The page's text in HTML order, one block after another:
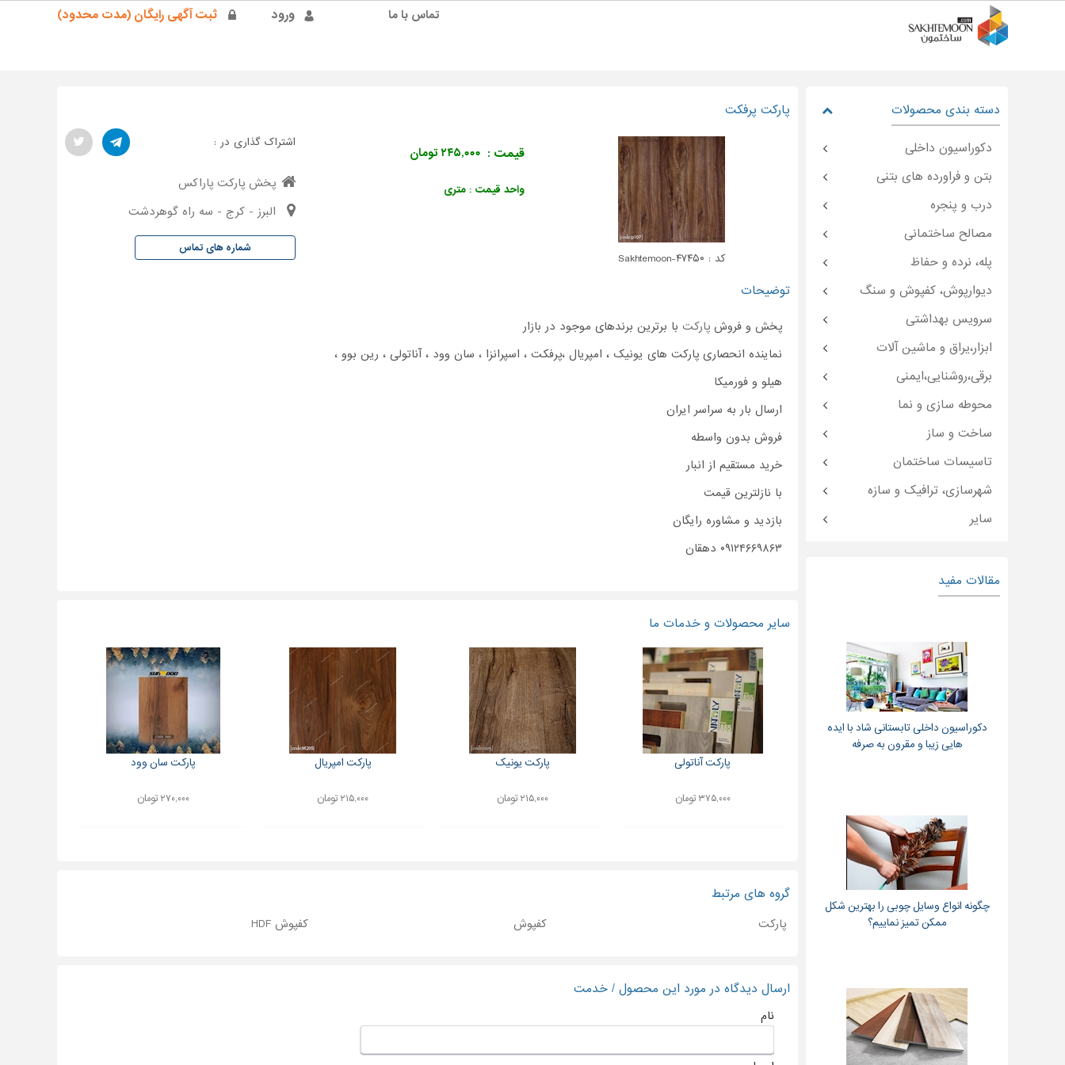
ورود ثبت آگهی رایگان (مدت محدود) تماس با ما
پارکت پرفکت
کد : Sakhtemoon-۴۷۴۵۰
قیمت : ۲۴۵,۰۰۰ تومان
واحد قیمت : متری
توضیحات
پخش و فروش پارکت با برترین برندهای موجود در بازار
نماینده انحصاری پارکت های یونیک ، امپریال ،پرفکت ، اسپرانزا ، سان وود ، آناتولی ، رین بوو ،
هیلو و فورمیکا
ارسال بار به سراسر ایران
فروش بدون واسطه
خرید مستقیم از انبار
با نازلترین قیمت
بازدید و مشاوره رایگان
۰۹۱۲۴۶۶۹۸۶۳ دهقان
اشتراک گذاری در :
پخش پارکت پاراکس
البرز - کرج - سه راه گوهردشت
شماره های تماس
سایر محصولات و خدمات ما
پارکت آناتولی
۳۷۵,۰۰۰ تومان
پارکت یونیک
۲۱۵,۰۰۰ تومان
پارکت امپریال
۲۱۵,۰۰۰ تومان
پارکت سان وود
۲۷۰,۰۰۰ تومان
گروه های مرتبط
پارکت کفپوش کفپوش HDF
ارسال دیدگاه در مورد این محصول / خدمت
نام
دسته بندی محصولات
دکوراسیون داخلی
بتن و فراورده های بتنی
درب و پنجره
مصالح ساختمانی
پله، نرده و حفاظ
دیوارپوش، کفپوش و سنگ
سرویس بهداشتی
ابزار،یراق و ماشین آلات
برقی،روشنایی،ایمنی
محوطه سازی و نما
ساخت و ساز
تاسیسات ساختمان
شهرسازی، ترافیک و سازه
سایر
مقالات مفید
دکوراسیون داخلی تابستانی شاد با ایده
هایی زیبا و مقرون به صرفه
چگونه انواع وسایل چوبی را بهترین شکل
ممکن تمیز نماییم؟